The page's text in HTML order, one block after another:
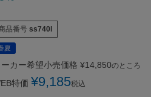
品番号 ss740l
夏
カー希望小売価格 ¥14,850のところ
特価 ¥9,185税込